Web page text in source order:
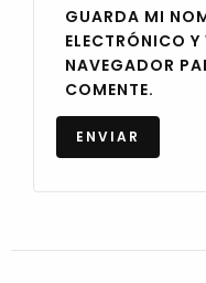
GUARDA MI
ELECTRÓNICO Y
NAVEGADOR
COMENTE.